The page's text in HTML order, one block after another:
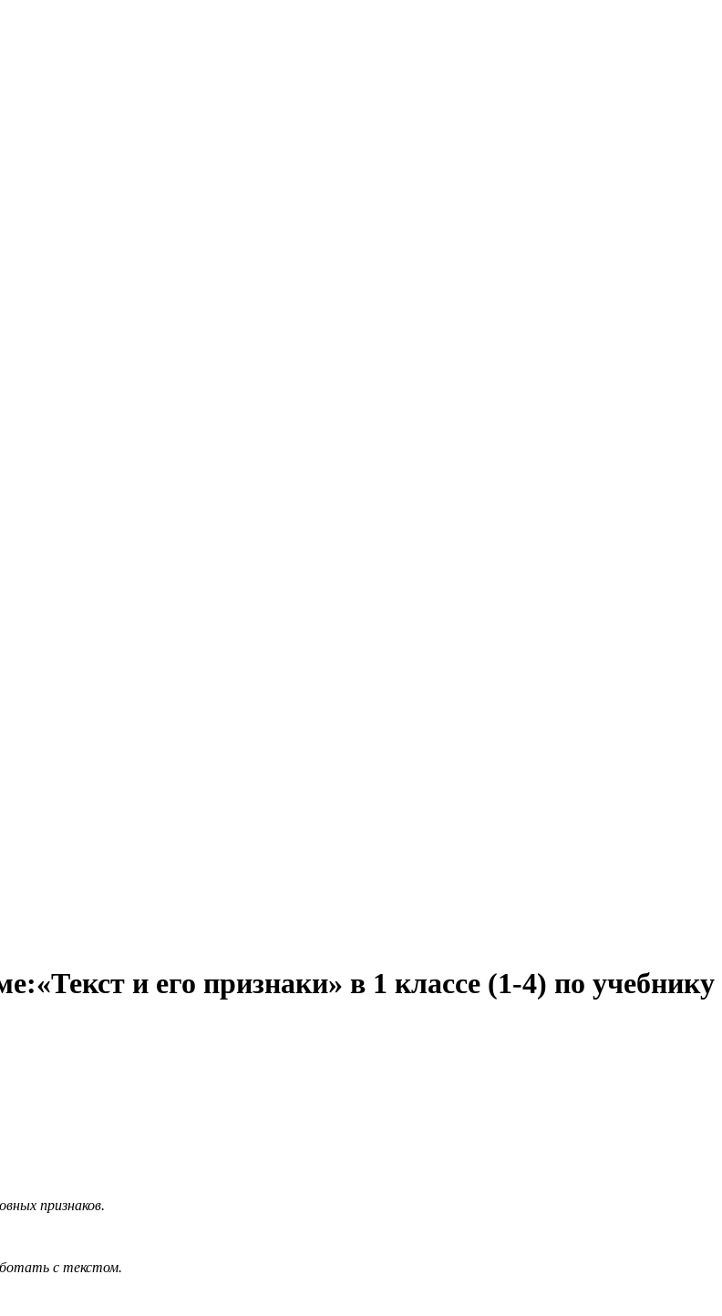
и его признаки» в 1 классе (1-4) по учебнику
признаков.
с текстом.